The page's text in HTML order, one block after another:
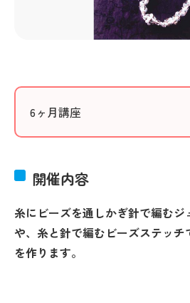
6ヶ月講座
開催内容
糸にビーズを通しかぎ針で編むジ
や、糸と針で編むビーズステッチ
を作ります。